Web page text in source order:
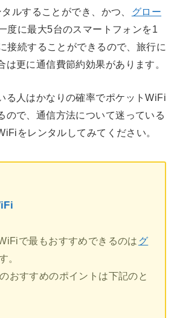
ルすることができ、かつ、
グロー
度に最大5台のスマートフォンを1
接続することができるので、旅行に
は更に通信費節約効果があります。
る人はかなりの確率でポケットWiFi
ので、通信方法について迷っている
をレンタルしてみてください。
で最もおすすめできるのは グ
。
のおすすめのポイントは下記のと